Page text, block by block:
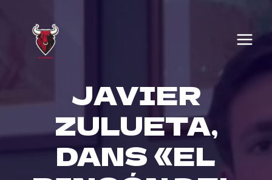
content
JAVIER
ZULUETA,
DANS «EL